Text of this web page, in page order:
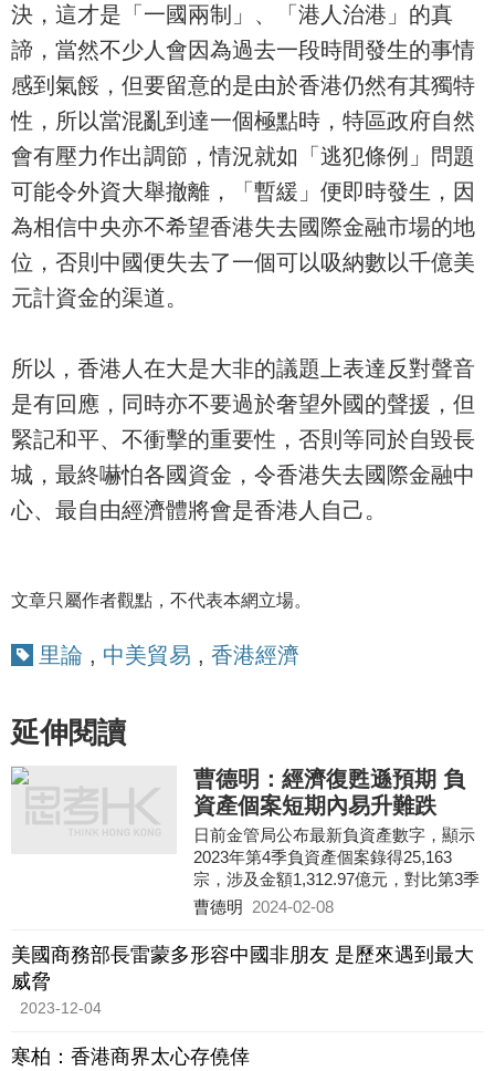
決，這才是「一國兩制」、「港人治港」的真
諦，當然不少人會因為過去一段時間發生的事情
感到氣餒，但要留意的是由於香港仍然有其獨特
性，所以當混亂到達一個極點時，特區政府自然
會有壓力作出調節，情況就如「逃犯條例」問題
可能令外資大舉撤離，「暫緩」便即時發生，因
為相信中央亦不希望香港失去國際金融市場的地
位，否則中國便失去了一個可以吸納數以千億美
元計資金的渠道。
所以，香港人在大是大非的議題上表達反對聲音
是有回應，同時亦不要過於奢望外國的聲援，但
緊記和平、不衝擊的重要性，否則等同於自毀長
城，最終嚇怕各國資金，令香港失去國際金融中
心、最自由經濟體將會是香港人自己。
文章只屬作者觀點，不代表本網立場。
里論 , 中美貿易 , 香港經濟
延伸閱讀
曹德明：經濟復甦遜預期 負
資產個案短期內易升難跌
日前金管局公布最新負資產數字，顯示
2023年第4季負資產個案錄得25,163
宗，涉及金額1,312.97億元，對比第3季
錄得11,123宗及592.63億元，宗數及金
曹德明 2024-02-08
美國商務部長雷蒙多形容中國非朋友 是歷來遇到最大
威脅
2023-12-04
寒柏：香港商界太心存僥倖